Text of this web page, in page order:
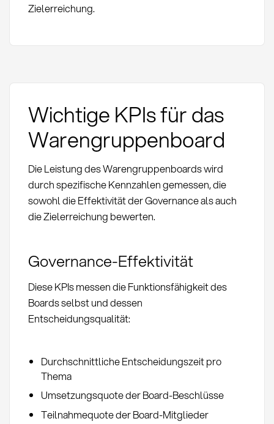
Zielerreichung.
Wichtige KPIs für das
Warengruppenboard
Die Leistung des Warengruppenboards wird
durch spezifische Kennzahlen gemessen, die
sowohl die Effektivität der Governance als auch
die Zielerreichung bewerten.
Governance-Effektivität
Diese KPIs messen die Funktionsfähigkeit des
Boards selbst und dessen
Entscheidungsqualität:
Durchschnittliche Entscheidungszeit pro
Thema
Umsetzungsquote der Board-Beschlüsse
Teilnahmequote der Board-Mitglieder